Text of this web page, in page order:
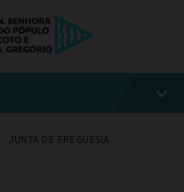
JUNTA DE FREGUESIA